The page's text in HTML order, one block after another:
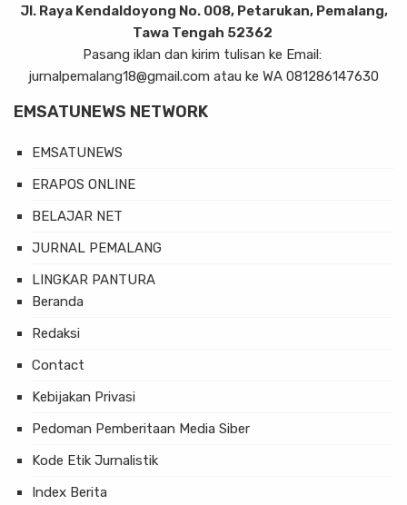
Jl. Raya Kendaldoyong No. 008, Petarukan, Pemalang,
Tawa Tengah 52362
Pasang iklan dan kirim tulisan ke Email:
jurnalpemalang18@gmail.com atau ke WA 081286147630
EMSATUNEWS NETWORK
EMSATUNEWS
ERAPOS ONLINE
BELAJAR NET
JURNAL PEMALANG
LINGKAR PANTURA
Beranda
Redaksi
Contact
Kebijakan Privasi
Pedoman Pemberitaan Media Siber
Kode Etik Jurnalistik
Index Berita